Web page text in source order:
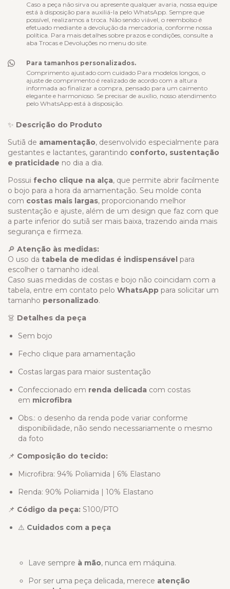
Caso a peça não sirva ou apresente qualquer avaria, nossa equipe
está à disposição para auxiliá-la pelo WhatsApp. Sempre que
possível, realizamos a troca. Não sendo viável, o reembolso é
efetuado mediante a devolução da mercadoria, conforme nossa
política. Para mais detalhes sobre prazos e condições, consulte a
aba Trocas e Devoluções no menu do site.
Para tamanhos personalizados.
Comprimento ajustado com cuidado Para modelos longos, o
ajuste de comprimento é realizado de acordo com a altura
informada ao finalizar a compra, pensado para um caimento
elegante e harmonioso. Se precisar de auxílio, nosso atendimento
pelo WhatsApp está à disposição.
✨ Descrição do Produto
Sutiã de amamentação, desenvolvido especialmente para
gestantes e lactantes, garantindo conforto, sustentação
e praticidade no dia a dia.
Possui fecho clique na alça, que permite abrir facilmente
o bojo para a hora da amamentação. Seu molde conta
com costas mais largas, proporcionando melhor
sustentação e ajuste, além de um design que faz com que
a parte inferior do sutiã ser mais baixa, trazendo ainda mais
segurança e firmeza.
🔎 Atenção às medidas:
O uso da tabela de medidas é indispensável para
escolher o tamanho ideal.
Caso suas medidas de costas e bojo não coincidam com a
tabela, entre em contato pelo WhatsApp para solicitar um
tamanho personalizado.
👗 Detalhes da peça
Sem bojo
Fecho clique para amamentação
Costas largas para maior sustentação
Confeccionado em renda delicada com costas
em microfibra
Obs.: o desenho da renda pode variar conforme
disponibilidade, não sendo necessariamente o mesmo
da foto
📌 Composição do tecido:
Microfibra: 94% Poliamida | 6% Elastano
Renda: 90% Poliamida | 10% Elastano
📌 Código da peça: S100/PTO
⚠️ Cuidados com a peça
Lave sempre à mão, nunca em máquina.
Por ser uma peça delicada, merece atenção